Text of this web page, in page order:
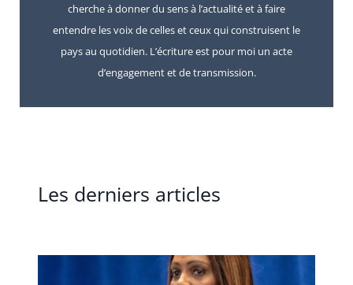
cherche à donner du sens à l’actualité et à faire
entendre les voix de celles et ceux qui construisent le
pays au quotidien. L’écriture est pour moi un acte
d’engagement et de transmission.
Les derniers articles